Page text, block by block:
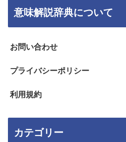
意味解説辞典について
お問い合わせ
プライバシーポリシー
利用規約
カテゴリー